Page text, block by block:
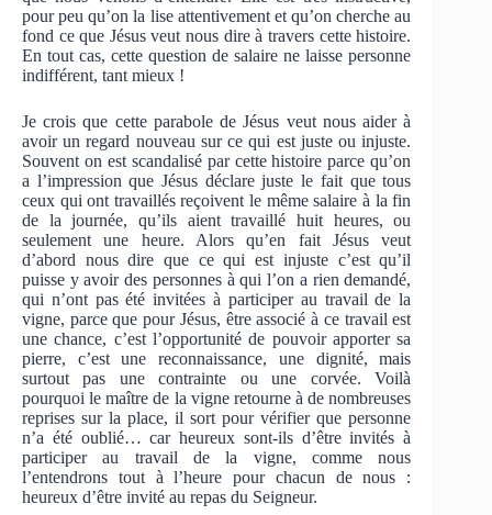
pour peu qu’on la lise attentivement et qu’on cherche au
fond ce que Jésus veut nous dire à travers cette histoire.
En tout cas, cette question de salaire ne laisse personne
indifférent, tant mieux !
Je crois que cette parabole de Jésus veut nous aider à
avoir un regard nouveau sur ce qui est juste ou injuste.
Souvent on est scandalisé par cette histoire parce qu’on
a l’impression que Jésus déclare juste le fait que tous
ceux qui ont travaillés reçoivent le même salaire à la fin
de la journée, qu’ils aient travaillé huit heures, ou
seulement une heure. Alors qu’en fait Jésus veut
d’abord nous dire que ce qui est injuste c’est qu’il
puisse y avoir des personnes à qui l’on a rien demandé,
qui n’ont pas été invitées à participer au travail de la
vigne, parce que pour Jésus, être associé à ce travail est
une chance, c’est l’opportunité de pouvoir apporter sa
pierre, c’est une reconnaissance, une dignité, mais
surtout pas une contrainte ou une corvée. Voilà
pourquoi le maître de la vigne retourne à de nombreuses
reprises sur la place, il sort pour vérifier que personne
n’a été oublié… car heureux sont-ils d’être invités à
participer au travail de la vigne, comme nous
l’entendrons tout à l’heure pour chacun de nous :
heureux d’être invité au repas du Seigneur.